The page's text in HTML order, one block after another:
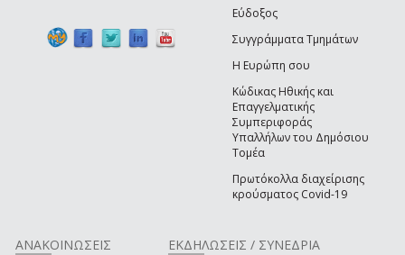
Εύδοξος
Συγγράμματα Τμημάτων
Η Ευρώπη σου
Κώδικας Ηθικής και
Επαγγελματικής
Συμπεριφοράς
Υπαλλήλων του Δημόσιου
Τομέα
Πρωτόκολλα διαχείρισης
κρούσματος Covid-19
ΑΝΑΚΟΙΝΩΣΕΙΣ ΕΚΔΗΛΩΣΕΙΣ / ΣΥΝΕΔΡΙΑ